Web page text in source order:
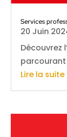
Services
20 Juin
Découvrez
Lire la suite